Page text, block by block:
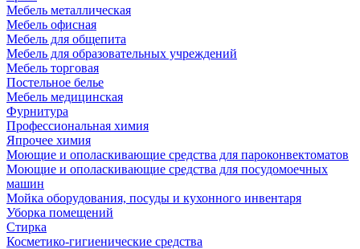
Мебель металлическая
Мебель офисная
Мебель для общепита
Мебель для образовательных учреждений
Мебель торговая
Постельное белье
Мебель медицинская
Фурнитура
Профессиональная химия
Япрочее химия
Моющие и ополаскивающие средства для пароконвектоматов
Моющие и ополаскивающие средства для посудомоечных
машин
Мойка оборудования, посуды и кухонного инвентаря
Уборка помещений
Стирка
Косметико-гигиенические средства